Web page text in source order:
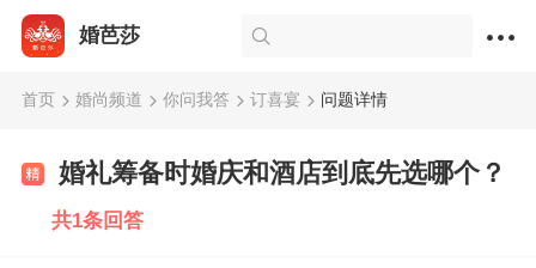
婚芭莎
首页 婚尚频道 你问我答 订喜宴 问题详情
婚礼筹备时婚庆和酒店到底先选哪个？
共1条回答